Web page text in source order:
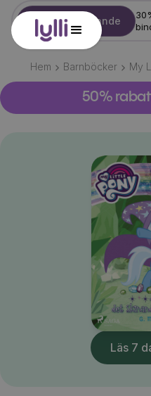
Starta erbjudande
Hem Barnböcker My
50%
Läs 7